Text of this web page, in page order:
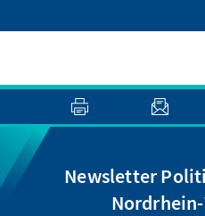
Newsletter